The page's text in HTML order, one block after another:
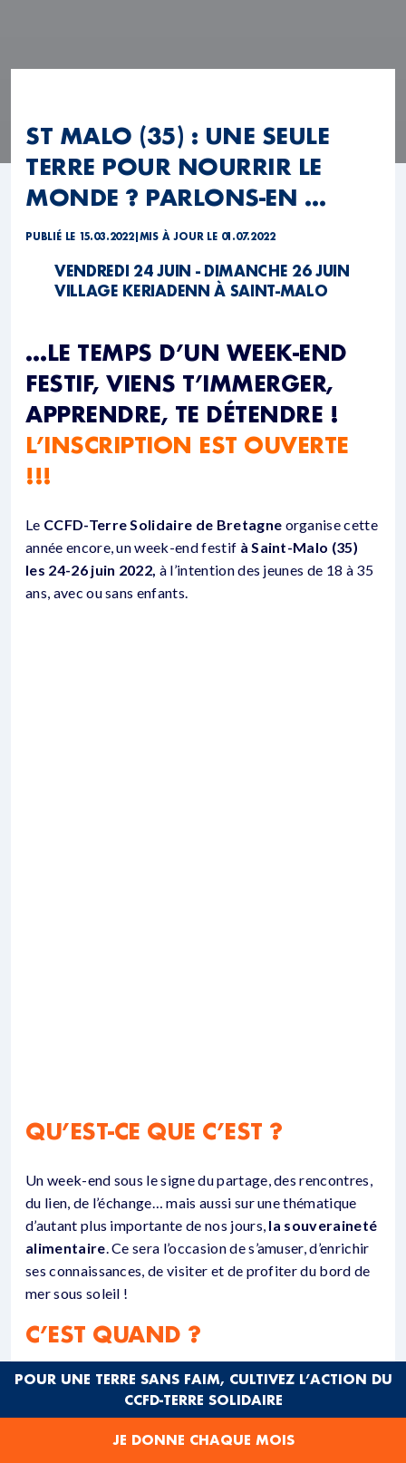
ST MALO (35) : UNE SEULE
TERRE POUR NOURRIR LE
MONDE ? PARLONS-EN …
PUBLIÉ LE 15.03.2022| MIS À JOUR LE 01.07.2022
VENDREDI 24 JUIN - DIMANCHE 26 JUIN
VILLAGE KERIADENN À SAINT-MALO
…LE TEMPS D’UN WEEK-END
FESTIF, VIENS T’IMMERGER,
APPRENDRE, TE DÉTENDRE !
L’INSCRIPTION EST OUVERTE
!!!
Le CCFD-Terre Solidaire de Bretagne organise cette
année encore, un week-end festif à Saint-Malo (35)
les 24-26 juin 2022, à l’intention des jeunes de 18 à 35
ans, avec ou sans enfants.
QU’EST-CE QUE C’EST ?
Un week-end sous le signe du partage, des rencontres,
du lien, de l’échange… mais aussi sur une thématique
d’autant plus importante de nos jours, la souveraineté
alimentaire. Ce sera l’occasion de s’amuser, d’enrichir
ses connaissances, de visiter et de profiter du bord de
mer sous soleil !
C’EST QUAND ?
On se retrouve duvendredi 24 au dimanche 26 juin
C’EST OÙ ?
POUR UNE TERRE SANS FAIM, CULTIVEZ L’ACTION DU
CCFD-TERRE SOLIDAIRE
JE DONNE CHAQUE MOIS